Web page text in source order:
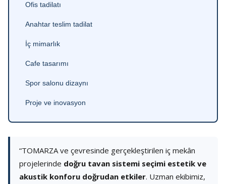
Ofis tadilatı
Anahtar teslim tadilat
İç mimarlık
Cafe tasarımı
Spor salonu dizaynı
Proje ve inovasyon
“TOMARZA ve çevresinde gerçekleştirilen iç mekân
projelerinde doğru tavan sistemi seçimi estetik ve
akustik konforu doğrudan etkiler. Uzman ekibimiz,